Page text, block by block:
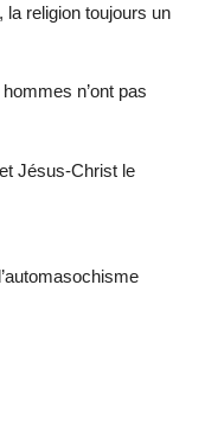
la religion toujours un
n’ont pas
Jésus-Christ le